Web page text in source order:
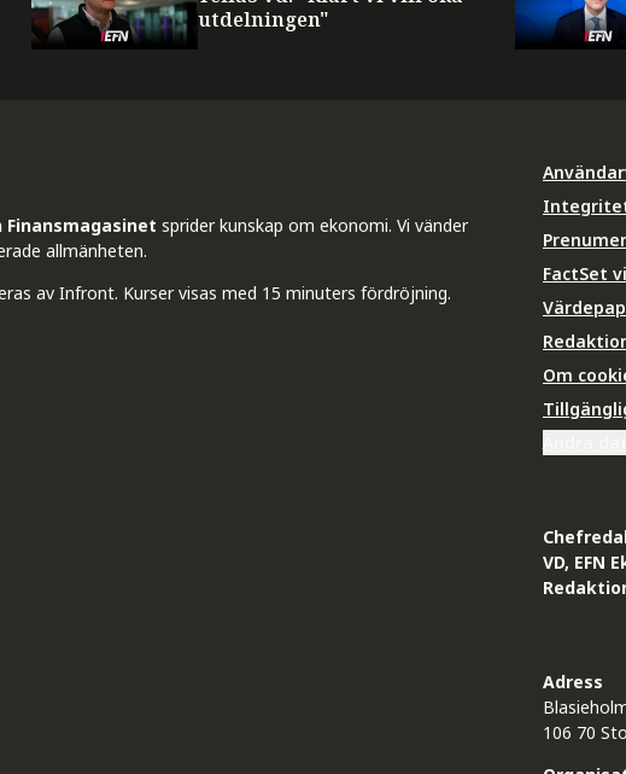
utdelningen"
Finansmagasinet sprider kunskap om ekonomi. Vi vänder
allmänheten.
av Infront. Kurser visas med 15 minuters fördröjning.
FactSet
Om
VD, EFN
Adress
106 70